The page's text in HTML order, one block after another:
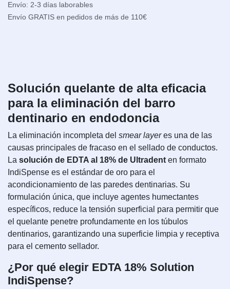
Envío: 2-3 días laborables
Envío GRATIS en pedidos de más de 110€
Solución quelante de alta eficacia
para la eliminación del barro
dentinario en endodoncia
La eliminación incompleta del smear layeres una de las
causas principales de fracaso en el sellado de conductos.
La solución de EDTA al 18% de Ultradent en formato
IndiSpense es el estándar de oro para el
acondicionamiento de las paredes dentinarias. Su
formulación única, que incluye agentes humectantes
específicos, reduce la tensión superficial para permitir que
el quelante penetre profundamente en los túbulos
dentinarios, garantizando una superficie limpia y receptiva
para el cemento sellador.
¿Por qué elegir EDTA 18% Solution
IndiSpense?